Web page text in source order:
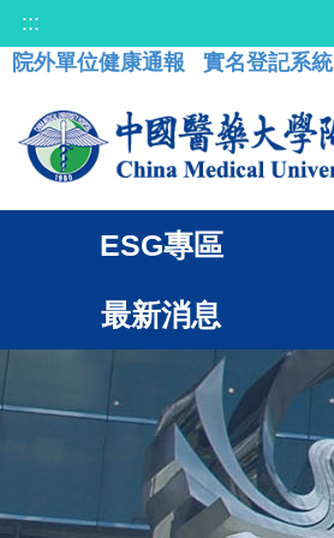
:::
院外單位健康通報
實名登記系統
ESG專區
最新消息